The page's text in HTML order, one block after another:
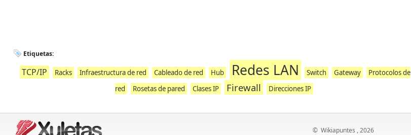
Etiquetas:
TCP/IP Racks Infraestructura de red Cableado de red Hub Redes LAN Switch Gateway
Protocolos de
red
Rosetas de pared Clases IP Firewall Direcciones IP
© Wikiapuntes , 2026